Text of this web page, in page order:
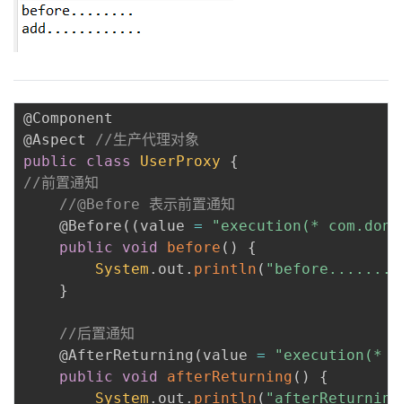
@Component
@Aspect
//生产代理对象
public
class UserProxy
{
//前置通知
//@Before 表示前置通知
@Before ( ( value =
"execution(*
public
void before ( )
{
System . out . println (
}
//后置通知
@AfterReturning ( value =
"execution(*
public
void afterReturning ( )
{
System . out . println (